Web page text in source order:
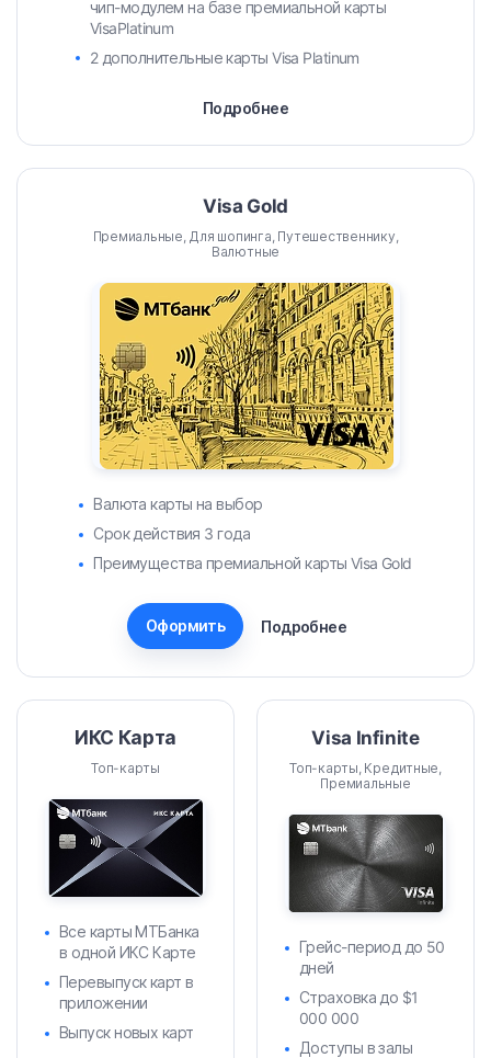
чип-модулем на базе премиальной карты
VisaPlatinum
2 дополнительные карты Visa Platinum
Подробнее
Visa Gold
Премиальные, Для шопинга, Путешественнику,
Валютные
Валюта карты на выбор
Срок действия 3 года
Преимущества премиальной карты Visa Gold
Оформить Подробнее
ИКС Карта
Топ-карты
Все карты МТБанка
в одной ИКС Карте
Перевыпуск карт в
приложении
Выпуск новых карт
Visa Infinite
Топ-карты, Кредитные,
Премиальные
Грейс-период до 50
дней
Страховка до $1
000 000
Доступы в залы